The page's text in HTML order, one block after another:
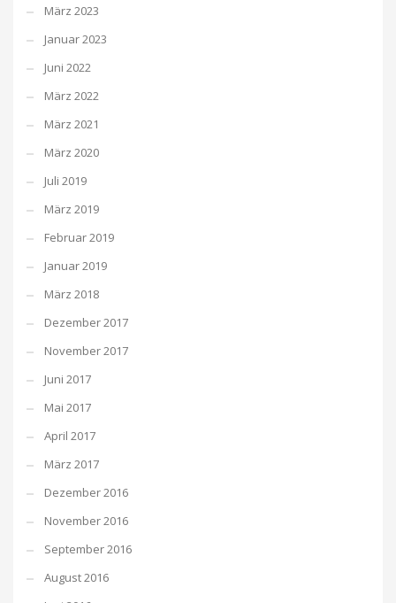
März 2023
Januar 2023
Juni 2022
März 2022
März 2021
März 2020
Juli 2019
März 2019
Februar 2019
Januar 2019
März 2018
Dezember 2017
November 2017
Juni 2017
Mai 2017
April 2017
März 2017
Dezember 2016
November 2016
September 2016
August 2016